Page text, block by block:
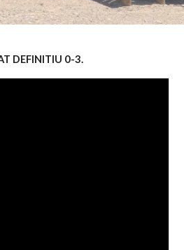
DEFINITIU 0-3.